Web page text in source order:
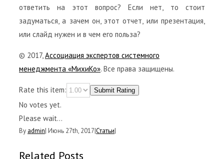
ответить на этот вопрос? Если нет, то стоит
задуматься, а зачем он, этот отчет, или презентация,
или слайд нужен и в чем его польза?
© 2017,Ассоциация экспертов системного
менеджмента «МихиКо». Все права защищены.
Rate this item: Submit Rating
No votes yet.
Please wait...
By admin| Июнь 27th, 2017|Статьи|
Related Posts